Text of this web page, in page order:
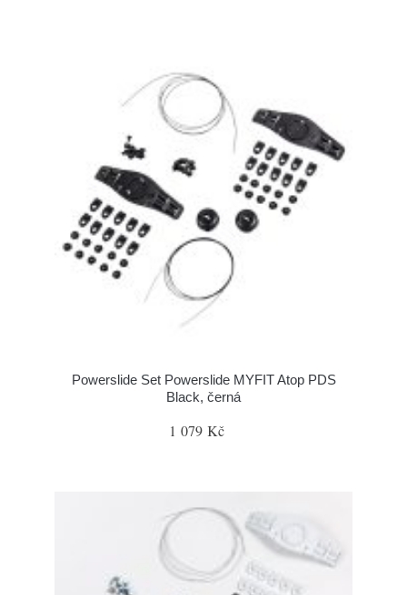
Powerslide Set Powerslide MYFIT Atop PDS
Black, černá
1 079 Kč